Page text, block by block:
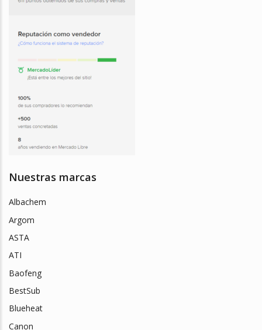
Nuestras marcas
Albachem
Argom
ASTA
ATI
Baofeng
BestSub
Blueheat
Canon